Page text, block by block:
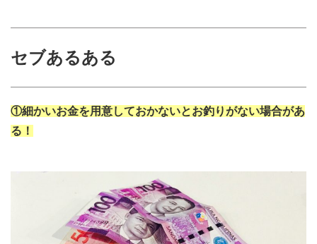
セブあるある
①細かいお金を用意しておかないとお釣りがない場合があ
る！